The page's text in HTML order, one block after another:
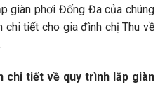
giàn phơi Đống Đa của chúng
chi tiết cho gia đình chị Thu về
chi tiết về quy trình lắp giàn